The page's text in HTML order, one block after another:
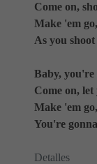
Come on,
Make 'em
As you
Baby,
Come on,
Make 'em
You're
Detalles